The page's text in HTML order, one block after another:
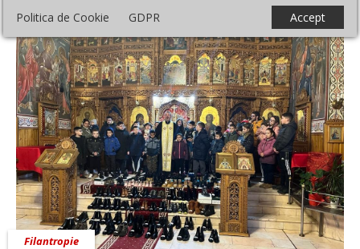
Politica de Cookie GDPR Accept
Filantropie